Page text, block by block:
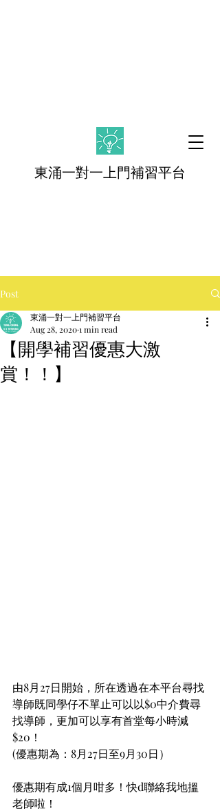
東涌一對一上門補習平台
Post
【開學補習優惠大激
賞！！】
東涌一對一上門補習平台
Aug 28, 20201 min read
由8月27日開始，所在透過在本平台尋找
導師既同學仔不單止可以以$0中介費尋
找導師，更加可以享有首堂每小時減
$20！
(優惠期為：8月27日至9月30日）
優惠期有成1個月咁多！快d聯絡我地搵
老師啦！